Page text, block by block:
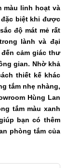
màu linh hoạt và
biệt khi được
độ mát mẻ rất
lành và đại
cảm giác thư
gian. Nhờ khả
thiết kế khác
tắm nhẹ nhàng,
Hùng Lan
tắm màu xanh
bạn có thêm
phòng tắm của